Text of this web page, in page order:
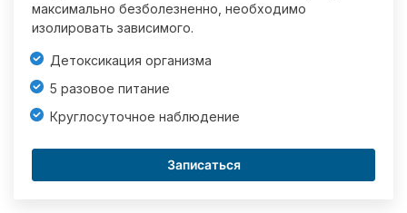
максимально безболезненно, необходимо
изолировать зависимого.
Детоксикация организма
5 разовое питание
Круглосуточное наблюдение
Записаться